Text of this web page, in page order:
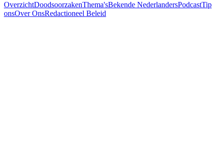
OverzichtDoodsoorzakenThema'sBekende NederlandersPodcastTip
onsOver OnsRedactioneel Beleid